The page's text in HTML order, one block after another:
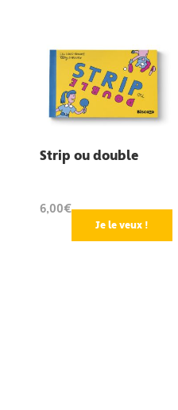
Strip ou double
6,00€
Je le veux !